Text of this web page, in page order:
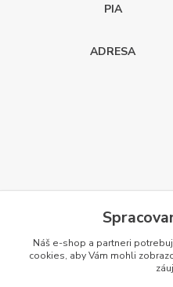
PIA
ADRESA
Náš e-shop a partneri
cookies, aby Vám mohli